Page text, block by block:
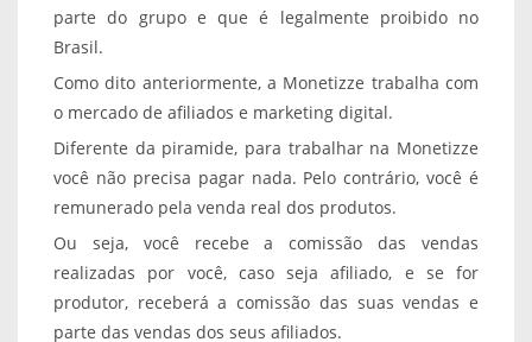
parte do grupo e que é legalmente proibido no
Brasil.
Como dito anteriormente, a Monetizze trabalha com
o mercado de afiliados e marketing digital.
Diferente da piramide, para trabalhar na Monetizze
você não precisa pagar nada. Pelo contrário, você é
remunerado pela venda real dos produtos.
Ou seja, você recebe a comissão das vendas
realizadas por você, caso seja afiliado, e se for
produtor, receberá a comissão das suas vendas e
parte das vendas dos seus afiliados.